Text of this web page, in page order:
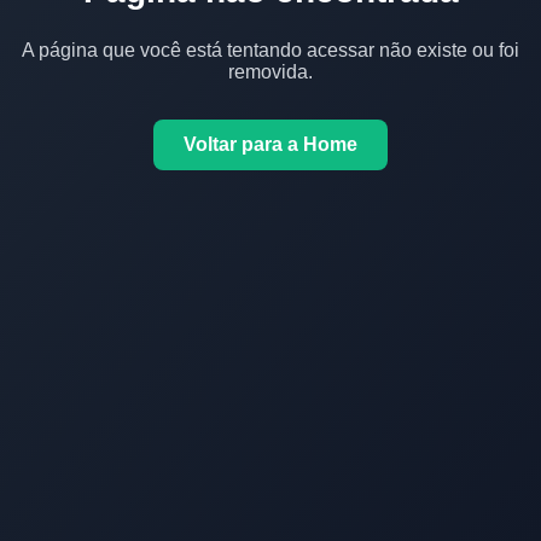
A página que você está tentando acessar não existe ou foi
removida.
Voltar para a Home